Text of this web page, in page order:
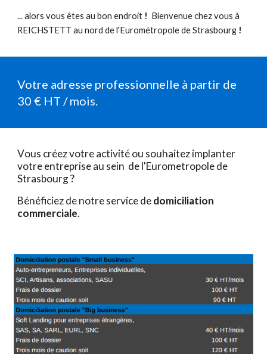
... alors vous êtes au bon endroit ! Bienvenue chez vous à
REICHSTETT au nord de l'Eurométropole de Strasbourg !
Votre adresse professionnelle à partir de
30 € HT / mois.
Vous créezvotre activité ou souhaitez implanter
votre entrepriseau sein de l'Eurometropole de
Strasbourg ?
Bénéficiezde notre service dedomiciliation
commerciale.